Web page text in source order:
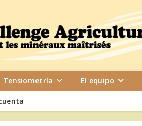
Tensiometría El equipo